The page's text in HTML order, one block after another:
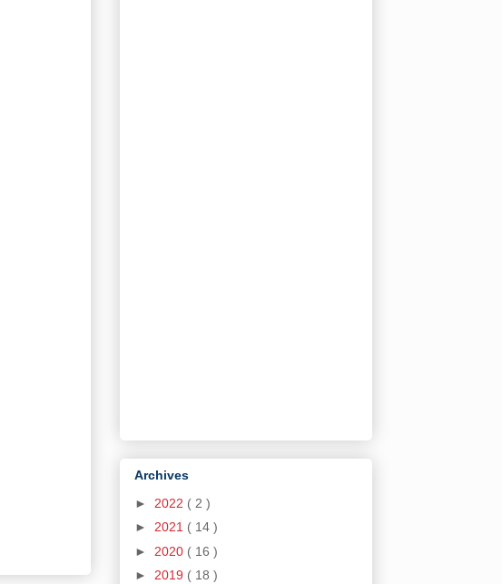
Archives
► 2022 ( 2 )
► 2021 ( 14 )
► 2020 ( 16 )
► 2019 ( 18 )